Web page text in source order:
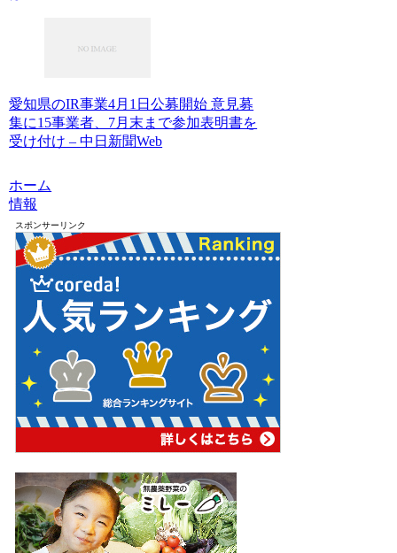
愛知県のIR事業4月1日公募開始 意見募
集に15事業者、7月末まで参加表明書を
受け付け – 中日新聞Web
ホーム
情報
スポンサーリンク